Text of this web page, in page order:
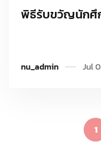
พิธีรับขวัญนักศึก
nu_admin Jul
1